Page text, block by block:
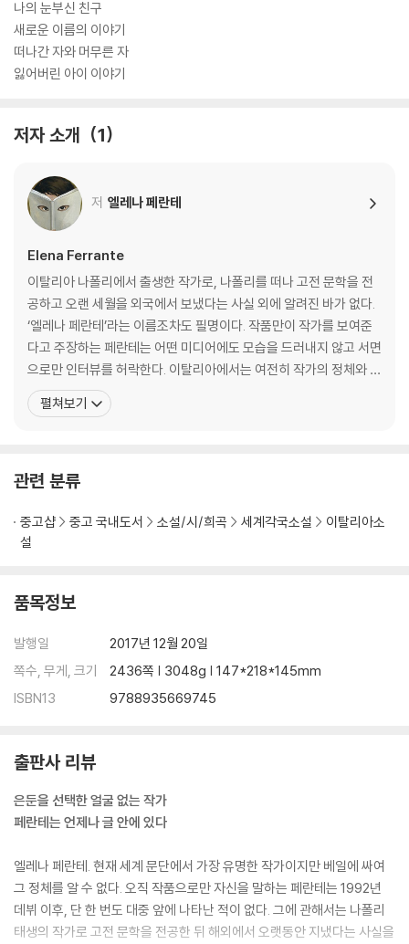
나의 눈부신 친구
새로운 이름의 이야기
떠나간 자와 머무른 자
잃어버린 아이 이야기
저자 소개 1
저 엘레나 페란테
Elena Ferrante
이탈리아 나폴리에서 출생한 작가로, 나폴리를 떠나 고전 문학을 전
공하고 오랜 세월을 외국에서 보냈다는 사실 외에 알려진 바가 없다.
‘엘레나 페란테’라는 이름조차도 필명이다. 작품만이 작가를 보여준
다고 주장하는 페란테는 어떤 미디어에도 모습을 드러내지 않고 서면
으로만 인터뷰를 허락한다. 이탈리아에서는 여전히 작가의 정체와 관
련된 여러 가지 소문이 떠돌지만 아직도 베일에 싸여 있다. 1999년
첫 작품 『성가신 사랑』을 출간해 이탈리아 평단을 놀라게 한 페란테
펼쳐보기
관련 분류
중고샵 중고 국내도서 소설/시/희곡 세계각국소설
이탈리아소
설
품목정보
발행일
2017년 12월 20일
쪽수, 무게, 크기
2436쪽 | 3048g | 147*218*145mm
ISBN13
9788935669745
출판사 리뷰
은둔을 선택한 얼굴 없는 작가
페란테는 언제나 글 안에 있다
엘레나 페란테. 현재 세계 문단에서 가장 유명한 작가이지만 베일에 싸여
그 정체를 알 수 없다. 오직 작품으로만 자신을 말하는 페란테는 1992년
데뷔 이후, 단 한 번도 대중 앞에 나타난 적이 없다. 그에 관해서는 나폴리
태생의 작가로 고전 문학을 전공한 뒤 해외에서 오랫동안 지냈다는 사실을